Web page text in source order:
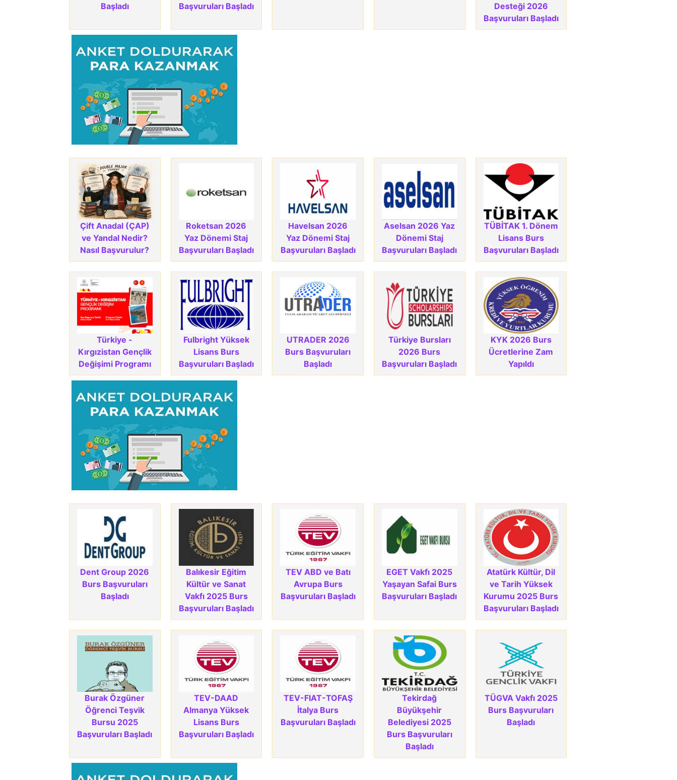
Başladı
Başvuruları Başladı
Desteği 2026
Başvuruları Başladı
Çift Anadal (ÇAP)
ve Yandal Nedir?
Nasıl Başvurulur?
Roketsan 2026
Yaz Dönemi Staj
Başvuruları Başladı
Havelsan 2026
Yaz Dönemi Staj
Başvuruları Başladı
Aselsan 2026 Yaz
Dönemi Staj
Başvuruları Başladı
TÜBİTAK 1. Dönem
Lisans Burs
Başvuruları Başladı
Türkiye -
Kırgızistan Gençlik
Değişimi Programı
Fulbright Yüksek
Lisans Burs
Başvuruları Başladı
UTRADER 2026
Burs Başvuruları
Başladı
Türkiye Bursları
2026 Burs
Başvuruları Başladı
KYK 2026 Burs
Ücretlerine Zam
Yapıldı
Dent Group 2026
Burs Başvuruları
Başladı
Balıkesir Eğitim
Kültür ve Sanat
Vakfı 2025 Burs
Başvuruları Başladı
TEV ABD ve Batı
Avrupa Burs
Başvuruları Başladı
EGET Vakfı 2025
Yaşayan Safai Burs
Başvuruları Başladı
Atatürk Kültür, Dil
ve Tarih Yüksek
Kurumu 2025 Burs
Başvuruları Başladı
Burak Özgüner
Öğrenci Teşvik
Bursu 2025
Başvuruları Başladı
TEV-DAAD
Almanya Yüksek
Lisans Burs
Başvuruları Başladı
TEV-FIAT-TOFAŞ
İtalya Burs
Başvuruları Başladı
Tekirdağ
Büyükşehir
Belediyesi 2025
Burs Başvuruları
Başladı
TÜGVA Vakfı 2025
Burs Başvuruları
Başladı